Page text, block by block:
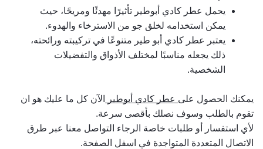
يمكن استخدامه لخلق جو من الاسترخاء والهدوء.
الشخصية.
يمكنك الحصول على عطر كادي أبوطير
تقوم بالطلب وسوف نصلك بأقصى سرعة.
الاتصال المتعددة المتواجدة في اسفل الصفحة.